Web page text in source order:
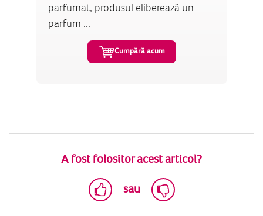
parfumat, produsul eliberează un
parfum ...
Cumpără acum
A fost folositor acest articol?
sau